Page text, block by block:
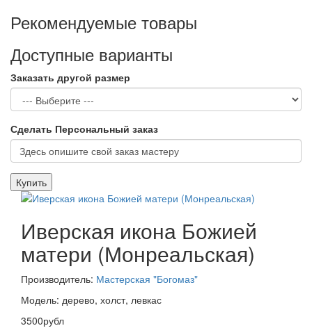
Рекомендуемые товары
Доступные варианты
Заказать другой размер
Сделать Персональный заказ
Купить
Иверская икона Божией
матери (Монреальская)
Производитель: Мастерская "Богомаз"
Модель: дерево, холст, левкас
3500рубл